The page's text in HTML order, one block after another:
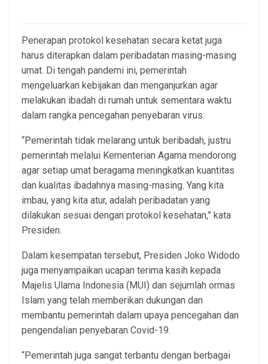
Penerapan protokol kesehatan secara ketat juga
harus diterapkan dalam peribadatan masing-masing
umat. Di tengah pandemi ini, pemerintah
mengeluarkan kebijakan dan menganjurkan agar
melakukan ibadah di rumah untuk sementara waktu
dalam rangka pencegahan penyebaran virus.
“Pemerintah tidak melarang untuk beribadah, justru
pemerintah melalui Kementerian Agama mendorong
agar setiap umat beragama meningkatkan kuantitas
dan kualitas ibadahnya masing-masing. Yang kita
imbau, yang kita atur, adalah peribadatan yang
dilakukan sesuai dengan protokol kesehatan,” kata
Presiden.
Dalam kesempatan tersebut, Presiden Joko Widodo
juga menyampaikan ucapan terima kasih kepada
Majelis Ulama Indonesia (MUI) dan sejumlah ormas
Islam yang telah memberikan dukungan dan
membantu pemerintah dalam upaya pencegahan dan
pengendalian penyebaran Covid-19.
“Pemerintah juga sangat terbantu dengan berbagai